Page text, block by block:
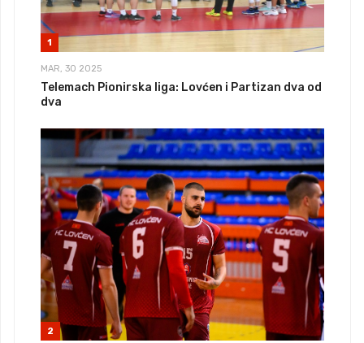
1
MAR, 30 2025
Telemach Pionirska liga: Lovćen i Partizan dva od
dva
2